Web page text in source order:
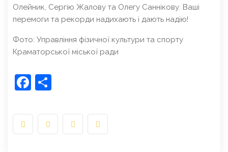
Олейник, Сергію Жалову та Олегу Саннікову. Ваші
перемоги та рекорди надихають і дають надію!
Фото: Управління фізичної культури та спорту
Краматорської міської ради
Facebook